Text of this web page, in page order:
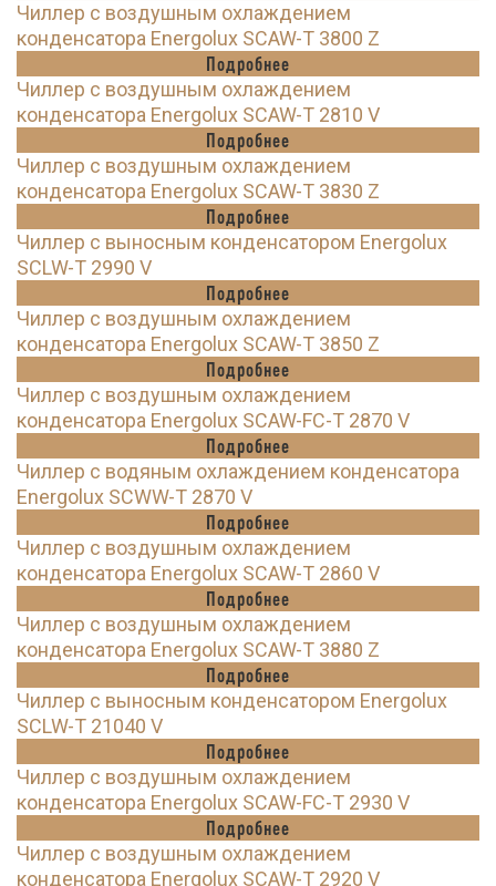
Чиллер с воздушным охлаждением
конденсатора Energolux SCAW-T 3800 Z
Подробнее
Чиллер с воздушным охлаждением
конденсатора Energolux SCAW-T 2810 V
Подробнее
Чиллер с воздушным охлаждением
конденсатора Energolux SCAW-T 3830 Z
Подробнее
Чиллер с выносным конденсатором Energolux
SCLW-T 2990 V
Подробнее
Чиллер с воздушным охлаждением
конденсатора Energolux SCAW-T 3850 Z
Подробнее
Чиллер с воздушным охлаждением
конденсатора Energolux SCAW-FC-T 2870 V
Подробнее
Чиллер с водяным охлаждением конденсатора
Energolux SCWW-T 2870 V
Подробнее
Чиллер с воздушным охлаждением
конденсатора Energolux SCAW-T 2860 V
Подробнее
Чиллер с воздушным охлаждением
конденсатора Energolux SCAW-T 3880 Z
Подробнее
Чиллер с выносным конденсатором Energolux
SCLW-T 21040 V
Подробнее
Чиллер с воздушным охлаждением
конденсатора Energolux SCAW-FC-T 2930 V
Подробнее
Чиллер с воздушным охлаждением
конденсатора Energolux SCAW-T 2920 V